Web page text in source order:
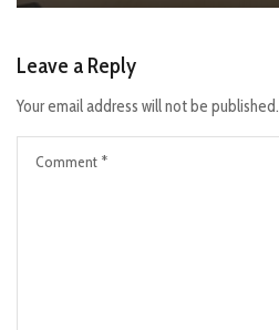
Leave a Reply
Your email address will not be published.